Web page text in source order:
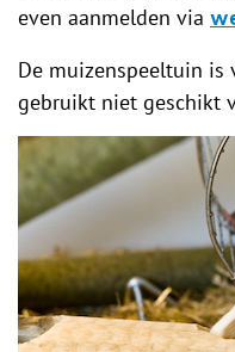
even aanmelden via
De muizenspeeltuin is
gebruikt niet geschikt